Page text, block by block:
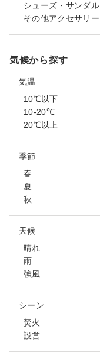
シューズ・サンダル
その他アクセサリー
気候から探す
気温
10℃以下
10-20℃
20℃以上
季節
春
夏
秋
天候
晴れ
雨
強風
シーン
焚火
設営